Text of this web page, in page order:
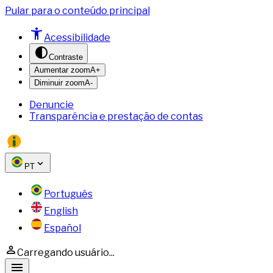
Pular para o conteúdo principal
Acessibilidade
Contraste
Aumentar zoomA+
Diminuir zoomA-
Denuncie
Transparência e prestação de contas
PT
Português
English
Español
Carregando usuário...